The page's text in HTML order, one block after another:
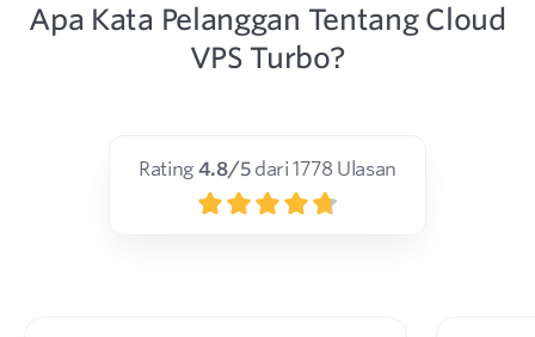
Apa Kata Pelanggan Tentang Cloud
VPS Turbo?
Rating 4.8/5dari1778 Ulasan